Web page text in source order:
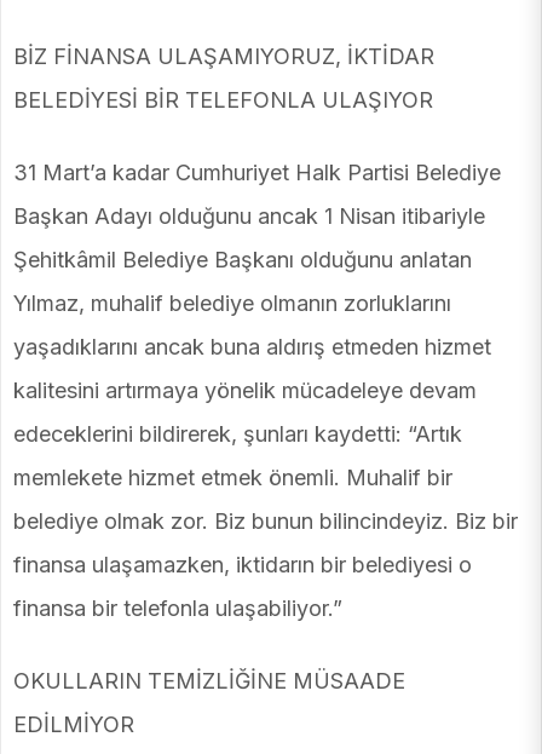
BİZ FİNANSA ULAŞAMIYORUZ, İKTİDAR
BELEDİYESİ BİR TELEFONLA ULAŞIYOR
31 Mart’a kadar Cumhuriyet Halk Partisi Belediye
Başkan Adayı olduğunu ancak 1 Nisan itibariyle
Şehitkâmil Belediye Başkanı olduğunu anlatan
Yılmaz, muhalif belediye olmanın zorluklarını
yaşadıklarını ancak buna aldırış etmeden hizmet
kalitesini artırmaya yönelik mücadeleye devam
edeceklerini bildirerek, şunları kaydetti: “Artık
memlekete hizmet etmek önemli. Muhalif bir
belediye olmak zor. Biz bunun bilincindeyiz. Biz bir
finansa ulaşamazken, iktidarın bir belediyesi o
finansa bir telefonla ulaşabiliyor.”
OKULLARIN TEMİZLİĞİNE MÜSAADE
EDİLMİYOR